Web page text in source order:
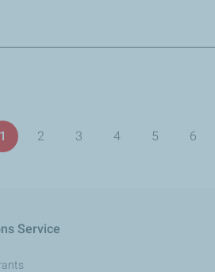
Page
1
Page
2
Page
3
Page
4
Page
5
Page
6
Service